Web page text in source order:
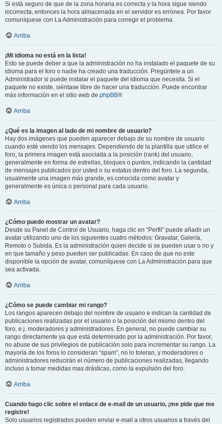
Si está seguro de que de la zona horaria es correcta y la hora sigue siendo
incorrecta, entonces la hora almacenada en el servidor es errónea. Por favor
comuníquese con La Administración para corregir el problema.
Arriba
¡Mi idioma no está en la lista!
Esto se puede deber a que la administración no ha instalado el paquete de su
idioma para el foro o nadie ha creado una traducción. Pregúntele a un
Administrador si puede instalar el paquete del idioma que necesita. Si el
paquete no existe, siéntase libre de hacer una traducción. Puede encontrar
más información en el sitio web de phpBB®
Arriba
¿Qué es la imagen al lado de mi nombre de usuario?
Hay dos imágenes que pueden aparecer debajo de su nombre de usuario
cuando esté viendo los mensajes. Dependiendo de la plantilla que utilice el
foro, la primera imagen está asociada a la posición (rank) del usuario,
generalmente en forma de estrellas, bloques o puntos, indicando la cantidad
de mensajes publicados por usted o su estatus dentro del foro. La segunda,
usualmente una imagen más grande, es conocida como avatar y
generalmente es única o personal para cada usuario.
Arriba
¿Cómo puedo mostrar un avatar?
Desde su Panel de Control de Usuario, haga clic en “Perfil” puede añadir un
avatar utilizando uno de los siguientes cuatro métodos: Gravatar, Galería,
Remoto o Subida. Es la administración quien decide si se pueden usar o no y
en que tamaño y peso pueden ser publicadas. En caso de que no este
disponible la opción de avatar, comuníquese con La Administración para que
sea activada.
Arriba
¿Cómo se puede cambiar mi rango?
Los rangos aparecen debajo del nombre de usuario e indican la cantidad de
publicaciones realizadas por el usuario o la posición del mismo dentro del
foro, e.j. moderadores y administradores. En general, no puede cambiar su
rango directamente ya que está determinado por la administración. Por favor,
no abuse de sus privilegios de publicación solo para incrementar su rango. La
mayoría de los foros lo consideran “spam”, no lo toleran, y moderadores o
administradores reducirán el número de publicaciones realizadas, llegando
incluso a tomar medidas mas drásticas, como la expulsión del foro.
Arriba
Cuando hago clic sobre el enlace de e-mail de un usuario, ¡me pide que me
registre!
Solo usuarios registrados pueden enviar e-mail a otros usuarios a través del